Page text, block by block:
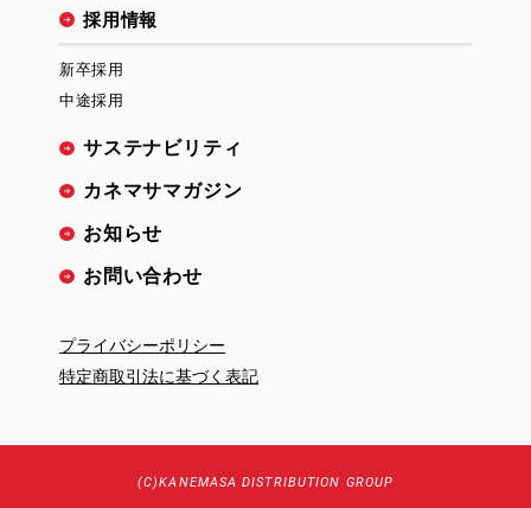
採用情報
新卒採用
中途採用
サステナビリティ
カネマサマガジン
お知らせ
お問い合わせ
プライバシーポリシー
特定商取引法に基づく表記
(C)KANEMASA DISTRIBUTION GROUP